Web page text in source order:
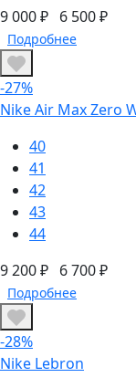
9 000 ₽ 6 500 ₽
Подробнее
-27%
Nike Air Max Zero
40
41
42
43
44
9 200 ₽ 6 700 ₽
Подробнее
-28%
Nike Lebron